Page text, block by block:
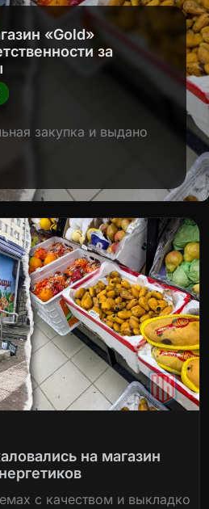
«Gold»
за
закупка и выдано
на магазин
с качеством и выкладко